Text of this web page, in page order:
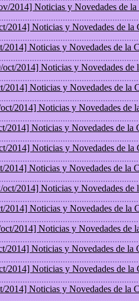
2014] Noticias y Novedades de
2014] Noticias y Novedades de la
2014] Noticias y Novedades de la
oct/2014] Noticias y Novedades de
2014] Noticias y Novedades de la
2014] Noticias y Novedades de
2014] Noticias y Novedades de la
2014] Noticias y Novedades de la
2014] Noticias y Novedades de la
oct/2014] Noticias y Novedades de
2014] Noticias y Novedades de la
2014] Noticias y Novedades de
2014] Noticias y Novedades de la
2014] Noticias y Novedades de la
2014] Noticias y Novedades de la